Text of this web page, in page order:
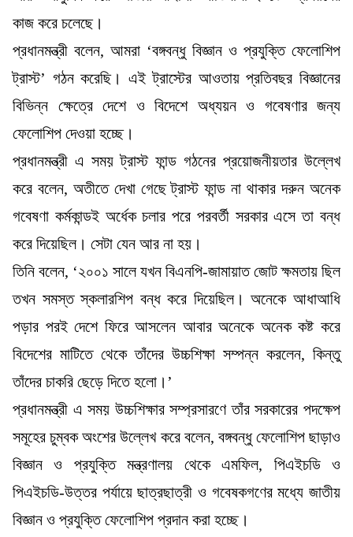
কাজ করে চলেছে।
প্রধানমন্ত্রী বলেন, আমরা ‘বঙ্গবন্ধু বিজ্ঞান ও প্রযুক্তি ফেলোশিপ
ট্রাস্ট’ গঠন করেছি। এই ট্রাস্টের আওতায় প্রতিবছর বিজ্ঞানের
বিভিন্ন ক্ষেত্রে দেশে ও বিদেশে অধ্যয়ন ও গবেষণার জন্য
ফেলোশিপ দেওয়া হচ্ছে।
প্রধানমন্ত্রী এ সময় ট্রাস্ট ফান্ড গঠনের প্রয়োজনীয়তার উল্লেখ
করে বলেন, অতীতে দেখা গেছে ট্রাস্ট ফান্ড না থাকার দরুন অনেক
গবেষণা কর্মকান্ডই অর্ধেক চলার পরে পরবর্তী সরকার এসে তা বন্ধ
করে দিয়েছিল। সেটা যেন আর না হয়।
তিনি বলেন, ‘২০০১ সালে যখন বিএনপি-জামায়াত জোট ক্ষমতায় ছিল
তখন সমস্ত স্কলারশিপ বন্ধ করে দিয়েছিল। অনেকে আধাআধি
পড়ার পরই দেশে ফিরে আসলেন আবার অনেকে অনেক কষ্ট করে
বিদেশের মাটিতে থেকে তাঁদের উচ্চশিক্ষা সম্পন্ন করলেন, কিন্তু
তাঁদের চাকরি ছেড়ে দিতে হলো।’
প্রধানমন্ত্রী এ সময় উচ্চশিক্ষার সম্প্রসারণে তাঁর সরকারের পদক্ষেপ
সমূহের চুম্বক অংশের উল্লেখ করে বলেন, বঙ্গবন্ধু ফেলোশিপ ছাড়াও
বিজ্ঞান ও প্রযুক্তি মন্ত্রণালয় থেকে এমফিল, পিএইচডি ও
পিএইচডি-উত্তর পর্যায়ে ছাত্রছাত্রী ও গবেষকগণের মধ্যে জাতীয়
বিজ্ঞান ও প্রযুক্তি ফেলোশিপ প্রদান করা হচ্ছে।